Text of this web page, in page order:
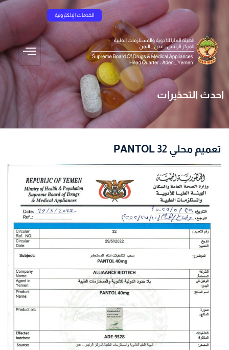
الخدمات الإلكترونية
احدث التحذيرات
PANTOL تعميم محلي 32